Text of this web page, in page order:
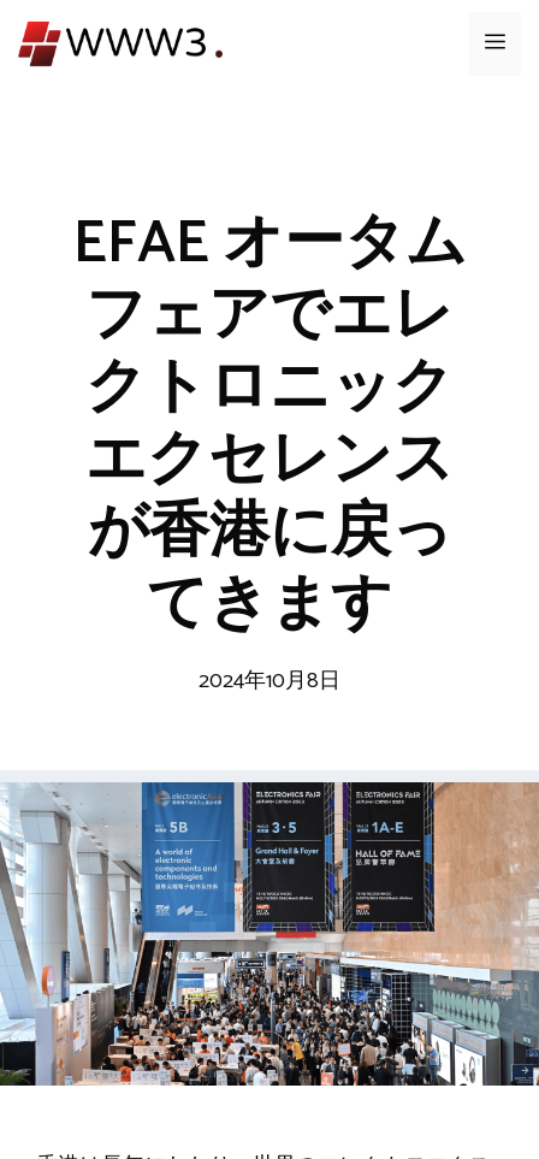
ン
メ
EFAE オータム
フェアでエレ
クトロニック
エクセレンス
が香港に戻っ
てきます
2024年10月8日